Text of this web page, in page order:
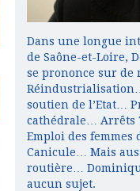
Dans une longue
de Saône-et-Loire,
se prononce sur de
soutien de l’Etat…
cathédrale… Arrêts
Emploi des femmes
Canicule… Mais
routière…
aucun sujet.